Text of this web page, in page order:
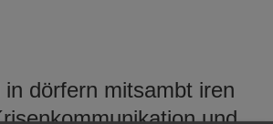
in dörfern mitsambt iren
und